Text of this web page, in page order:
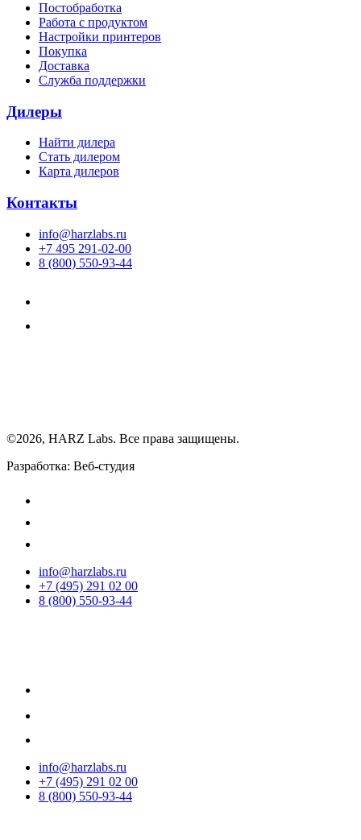
Постобработка
Работа с продуктом
Настройки принтеров
Покупка
Доставка
Служба поддержки
Дилеры
Найти дилера
Cтать дилером
Карта дилеров
Контакты
info@harzlabs.ru
+7 495 291-02-00
8 (800) 550-93-44
©2026, HARZ Labs. Все права защищены.
Разработка: Веб-студия
info@harzlabs.ru
+7 (495) 291 02 00
8 (800) 550-93-44
info@harzlabs.ru
+7 (495) 291 02 00
8 (800) 550-93-44